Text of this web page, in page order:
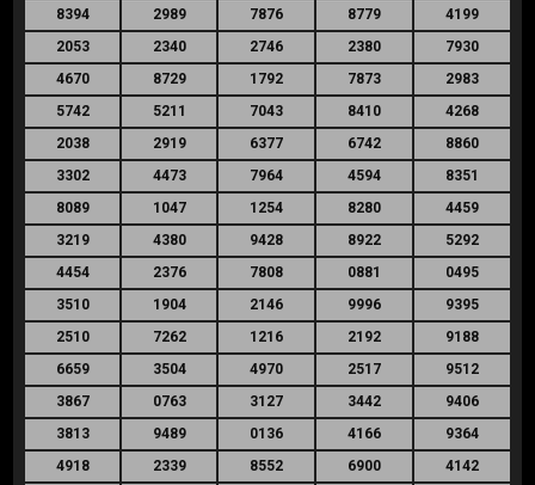
8394
2989 7876 8779
4199
2053
2340 2746 2380
7930
4670
8729 1792 7873
2983
5742
5211 7043 8410
4268
2038
2919 6377 6742
8860
3302
4473 7964 4594
8351
8089
1047 1254 8280
4459
3219
4380 9428 8922
5292
4454
2376 7808 0881
0495
3510
1904 2146 9996
9395
2510
7262 1216 2192
9188
6659
3504 4970 2517
9512
3867
0763 3127 3442
9406
3813
9489 0136 4166
9364
4918
2339 8552 6900 4142